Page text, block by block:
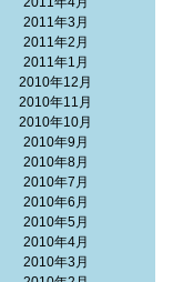
2011年3月
2011年2月
2011年1月
2010年12月
2010年11月
2010年10月
2010年9月
2010年8月
2010年7月
2010年6月
2010年5月
2010年4月
2010年3月